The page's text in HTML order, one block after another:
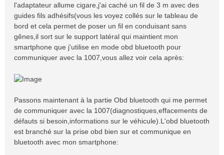
l'adaptateur allume cigare,j'ai caché un fil de 3 m avec des
guides fils adhésifs(vous les voyez collés sur le tableau de
bord et cela permet de poser un fil en conduisant sans
gênes,il sort sur le support latéral qui maintient mon
smartphone que j'utilise en mode obd bluetooth pour
communiquer avec la 1007,vous allez voir cela après:
Passons maintenant à la partie Obd bluetooth qui me permet
de communiquer avec la 1007(diagnostiques,effacements de
défauts si besoin,informations sur le véhicule).L'obd bluetooth
est branché sur la prise obd bien sur et communique en
bluetooth avec mon smartphone: